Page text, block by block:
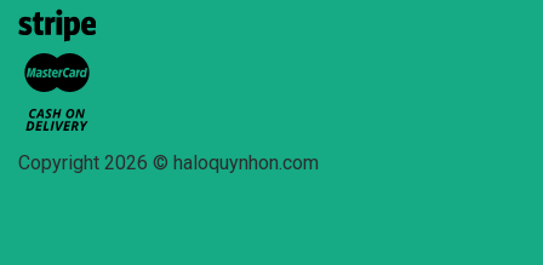
Copyright 2026 © haloquynhon.com